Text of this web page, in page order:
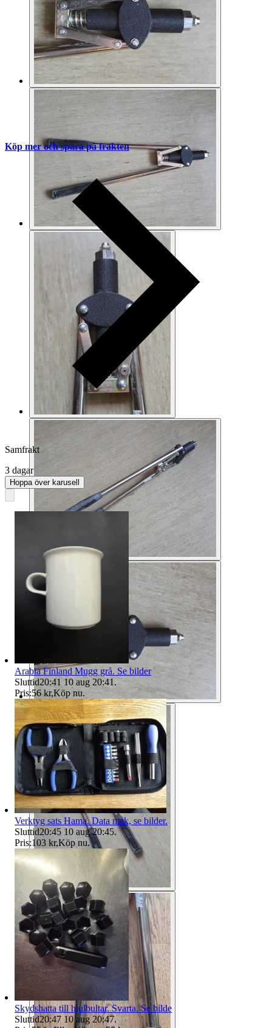
Köp mer och spara på frakten
Samfrakt
3 dagar
Hoppa över karusell
Arabia Finland Mugg grå. Se bilder
Sluttid20:41 10 aug 20:41 .
Pris:56 kr,Köp nu.
Verktyg sats Hama. Data mek, se bilder.
Sluttid20:45 10 aug 20:45.
Pris:103 kr,Köp nu.
Skydshatta till hjulbultar. Svarta. Se bilde
Sluttid20:47 10 aug 20:47.